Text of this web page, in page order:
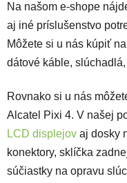
Na našom e-shope
aj iné príslušenstvo
Môžete si u nás kúpiť
dátové káble,
Rovnako si u nás
Alcatel Pixi 4. V našej
LCD displejov aj dosky
konektory, sklíčka
súčiastky na opravu